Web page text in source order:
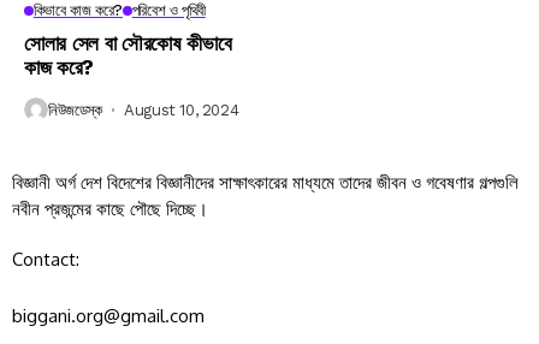
কিভাবে কাজ করে? পরিবেশ ও পৃথিবী
সোলার সেল বা সৌরকোষ কীভাবে
কাজ করে?
নিউজডেস্ক August 10, 2024
বিজ্ঞানী অর্গ দেশ বিদেশের বিজ্ঞানীদের সাক্ষাৎকারের মাধ্যমে তাদের জীবন ও গবেষণার গল্পগুলি
নবীন প্রজন্মের কাছে পৌছে দিচ্ছে।
Contact:
biggani.org@gmail.com